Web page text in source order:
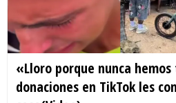
«Lloro porque nunca
donaciones en TikTok les